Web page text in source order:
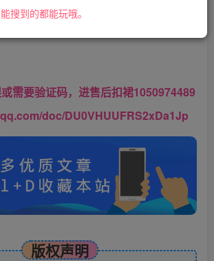
请登录后查看特权
需要验证码，进售后扣裙1050974489
doc/DU0VHUUFRS2xDa1Jp
版权声明
搜到的都能玩哦。